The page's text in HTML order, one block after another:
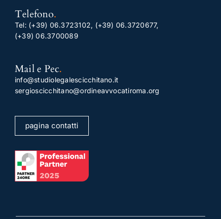
Telefono.
Tel: (+39) 06.3723102, (+39) 06.3720677,
(+39) 06.3700089
Mail e Pec.
info@studiolegalescicchitano.it
sergioscicchitano@ordineavvocatiroma.org
pagina contatti